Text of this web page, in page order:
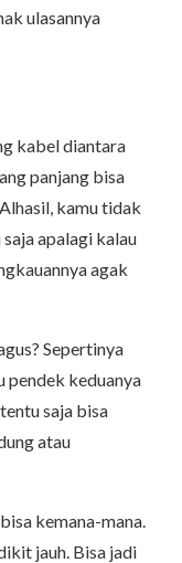
ulasannya
kabel diantara
panjang bisa
kamu tidak
apalagi kalau
agak
Sepertinya
pendek keduanya
saja bisa
atau
kemana-mana.
jauh. Bisa jadi